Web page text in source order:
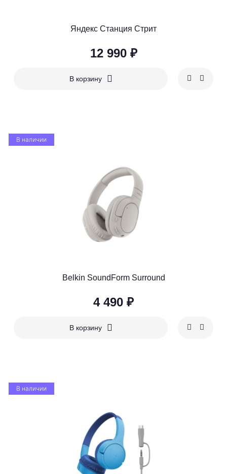
Яндекс Станция Стрит
12 990 ₽
В корзину
В наличии
Belkin SoundForm Surround
4 490 ₽
В корзину
В наличии